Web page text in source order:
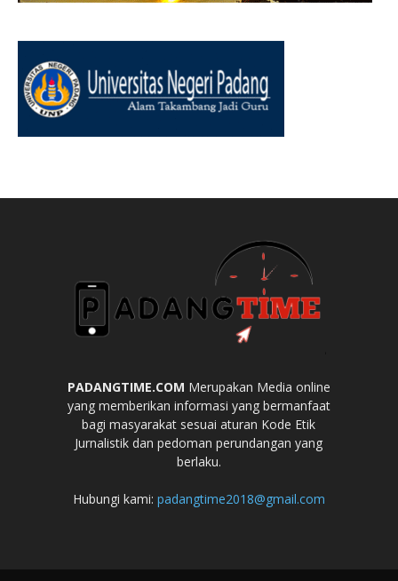
PADANGTIME.COM Merupakan Media online
yang memberikan informasi yang bermanfaat
bagi masyarakat sesuai aturan Kode Etik
Jurnalistik dan pedoman perundangan yang
berlaku.
Hubungi kami: padangtime2018@gmail.com